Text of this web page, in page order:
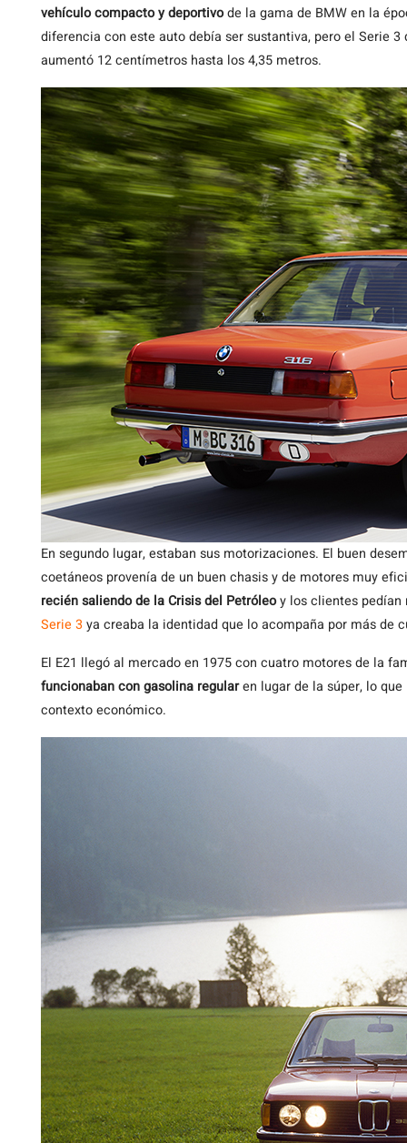
vehículo compacto y deportivode la gama de BMW en la
diferencia con este auto debía ser sustantiva, pero el Serie
aumentó 12 centímetros hasta los 4,35 metros.
En segundo lugar, estaban sus motorizaciones. El buen
coetáneos provenía de un buen chasis y de motores muy
recién saliendo de la Crisis del Petróleoy los clientes pedían
Serie 3ya creaba la identidad que lo acompaña por más de
El E21 llegó al mercado en 1975 con cuatro motores de la
funcionaban con gasolina regularen lugar de la súper, lo
contexto económico.